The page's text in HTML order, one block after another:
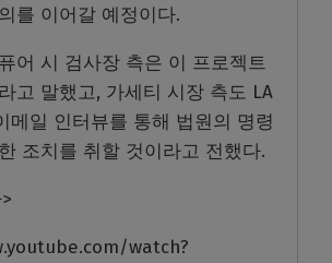
를 이어갈 예정이다.
어 시 검사장 측은 이 프로젝트
고 말했고, 가세티 시장 측도 LA
메일 인터뷰를 통해 법원의 명령
조치를 취할 것이라고 전했다.
watch?